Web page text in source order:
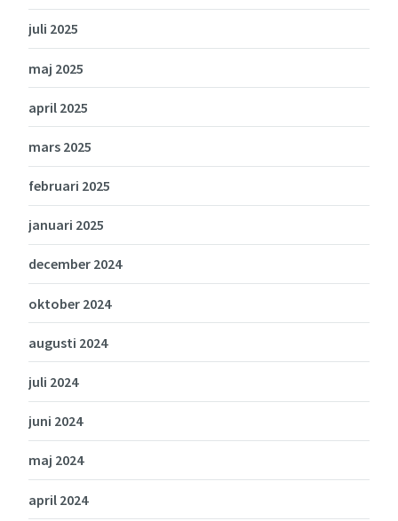
juli 2025
maj 2025
april 2025
mars 2025
februari 2025
januari 2025
december 2024
oktober 2024
augusti 2024
juli 2024
juni 2024
maj 2024
april 2024